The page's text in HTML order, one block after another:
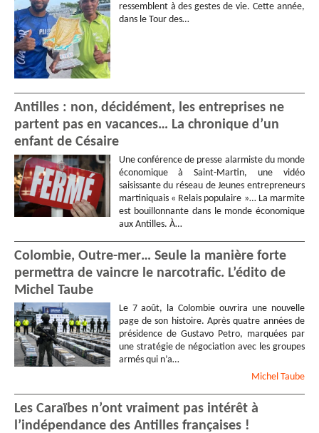
ressemblent à des gestes de vie. Cette année,
dans le Tour des…
Antilles : non, décidément, les entreprises ne
partent pas en vacances… La chronique d’un
enfant de Césaire
Une conférence de presse alarmiste du monde
économique à Saint-Martin, une vidéo
saisissante du réseau de Jeunes entrepreneurs
martiniquais « Relais populaire »… La marmite
est bouillonnante dans le monde économique
aux Antilles. À…
Colombie, Outre-mer… Seule la manière forte
permettra de vaincre le narcotrafic. L’édito de
Michel Taube
Le 7 août, la Colombie ouvrira une nouvelle
page de son histoire. Après quatre années de
présidence de Gustavo Petro, marquées par
une stratégie de négociation avec les groupes
armés qui n’a…
Michel Taube
Les Caraïbes n’ont vraiment pas intérêt à
l’indépendance des Antilles françaises !